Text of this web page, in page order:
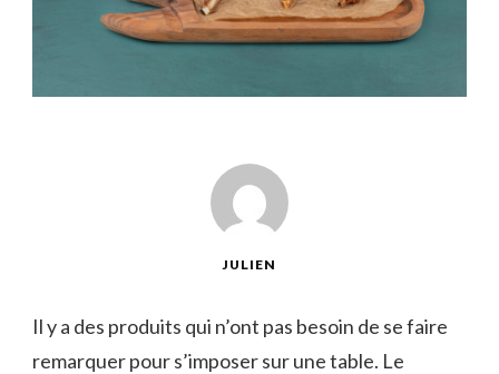
JULIEN
Il y a des produits qui n’ont pas besoin de se faire
remarquer pour s’imposer sur une table. Le